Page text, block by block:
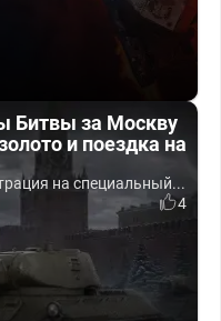
Битвы за Москву
и поездка на
на специальный...
4